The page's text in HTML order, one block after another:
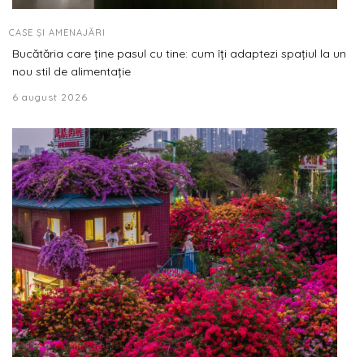
CASE ȘI AMENAJĂRI
Bucătăria care ține pasul cu tine: cum îți adaptezi spațiul la un
nou stil de alimentație
6 august 2026